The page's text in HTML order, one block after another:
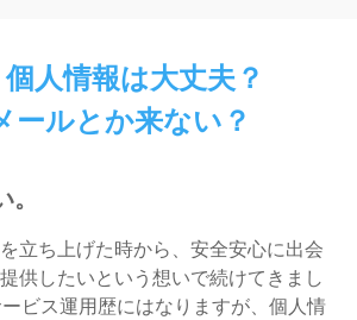
人情報は大丈夫？
ールとか来ない？
立ち上げた時から、安全安心に出会
供したいという想いで続けてきまし
ビス運用歴にはなりますが、個人情